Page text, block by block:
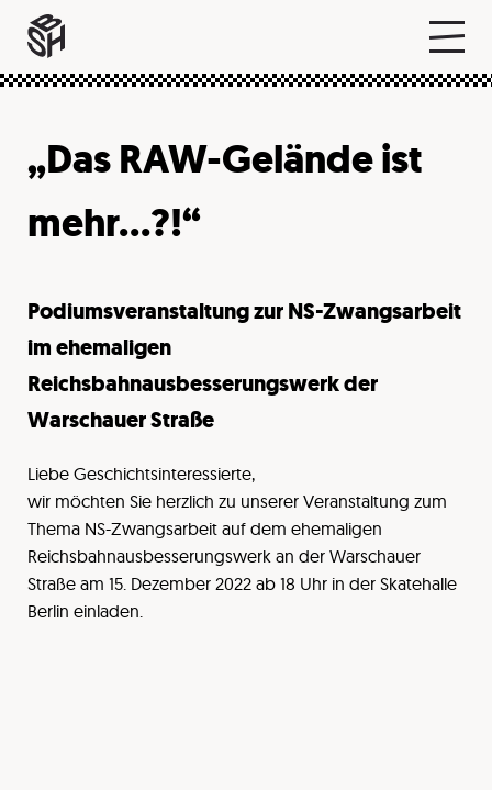
„Das RAW-Gelände ist
mehr…?!“
Podiumsveranstaltung zur NS-Zwangsarbeit
im ehemaligen
Reichsbahnausbesserungswerk der
Warschauer Straße
Liebe Geschichtsinteressierte,
wir möchten Sie herzlich zu unserer Veranstaltung zum
Thema NS-Zwangsarbeit auf dem ehemaligen
Reichsbahnausbesserungswerk an der Warschauer
Straße am 15. Dezember 2022 ab 18 Uhr in der Skatehalle
Berlin einladen.